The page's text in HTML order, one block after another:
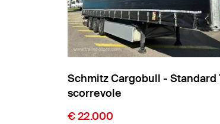
Schmitz Cargobull - Standard
scorrevole
€ 9.850